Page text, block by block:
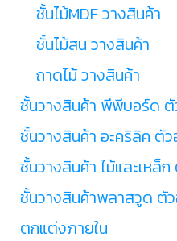
ชั้นไม้MDF วางสินค้า
ชั้นไม้สน วางสินค้า
ถาดไม้ วางสินค้า
ชั้นวางสินค้า พีพีบอร์ด ตั
ชั้นวางสินค้า อะคริลิค ตั
ชั้นวางสินค้า ไม้และเหล็
ชั้นวางสินค้าพลาสวูด ตั
ตกแต่งภายใน